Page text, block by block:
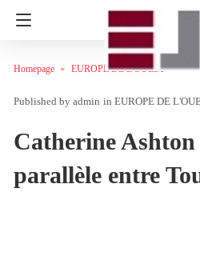
Homepage EUROPE DE L'OUEST
admin in EUROPE DE
Catherine
parallèle entre